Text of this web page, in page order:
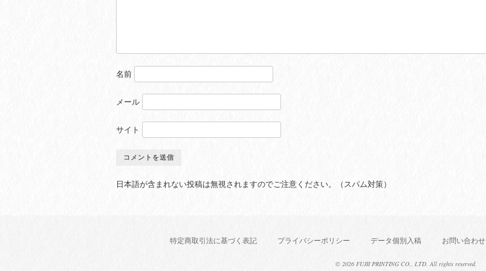
名前
メール
サイト
日本語が含まれない投稿は無視されますのでご注意ください。（スパム対策）
特定商取引法に基づく表記 プライバシーポリシー データ個別入稿 お問い合わせ
© 2026 FUJII PRINTING CO., LTD. All rights reserved.